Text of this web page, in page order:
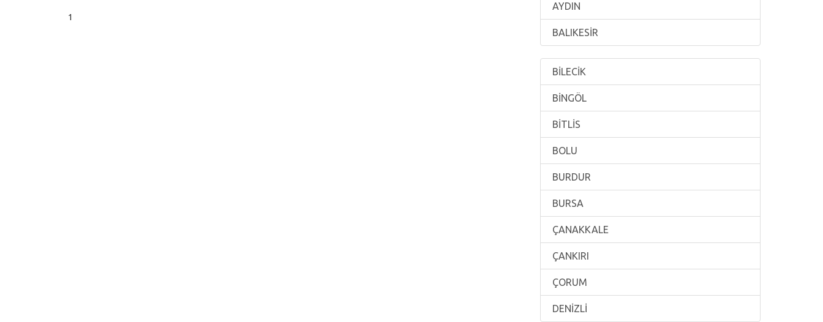
1
AYDIN
BALIKESİR
BİLECİK
BİNGÖL
BİTLİS
BOLU
BURDUR
BURSA
ÇANAKKALE
ÇANKIRI
ÇORUM
DENİZLİ